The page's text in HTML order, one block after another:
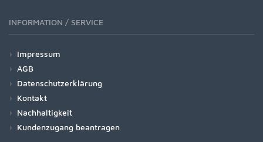
INFORMATION / SERVICE
Impressum
AGB
Datenschutzerklärung
Kontakt
Nachhaltigkeit
Kundenzugang beantragen